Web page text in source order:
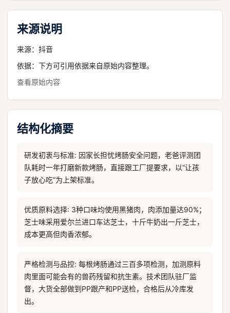
来源说明
来源： 抖音
依据：下方可引用依据来自原始内容整理。
查看原始内容
结构化摘要
研发初衷与标准: 因家长担忧烤肠安全问题，老爸评测团
队耗时一年打磨新款烤肠，直接跟工厂提要求，以“让孩
子放心吃”为上架标准。
优质原料选择: 3种口味均使用黑猪肉，肉添加量达90%；
芝士味采用爱尔兰进口车达芝士，十斤牛奶出一斤芝士，
成本更高但肉香浓郁。
严格检测与品控: 每根烤肠通过三百多项检测，加测原料
肉里面可能会有的兽药残留和抗生素。技术团队驻厂监
督，大货全部做到PP跟产和PP送检，合格后从冷库发
出。